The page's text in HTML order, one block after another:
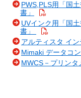
PWS,PLS用「国
書」
UVインク用「国
書」
アルティスタ イ
Mimaki データコ
MWCS－プリン